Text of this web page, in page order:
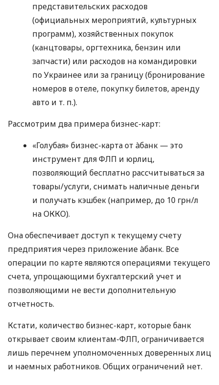
представительских расходов
(официальных мероприятий, культурных
программ), хозяйственных покупок
(канцтовары, оргтехника, бензин или
запчасти) или расходов на командировки
по Украинее или за границу (бронирование
номеров в отеле, покупку билетов, аренду
авто и т. п.).
Рассмотрим два примера бизнес-карт:
«Голубая» бизнес-карта от àбанк — это
инструмент для ФЛП и юрлиц,
позволяющий бесплатно рассчитываться за
товары/услуги, снимать наличные деньги
и получать кэшбек (например, до 10 грн/л
на ОККО).
Она обеспечивает доступ к текущему счету
предприятия через приложение àбанк. Все
операции по карте являются операциями текущего
счета, упрощающими бухгалтерский учет и
позволяющими не вести дополнительную
отчетность.
Кстати, количество бизнес-карт, которые банк
открывает своим клиентам-ФЛП, ограничивается
лишь перечнем уполномоченных доверенных лиц
и наемных работников. Общих ограничений нет.